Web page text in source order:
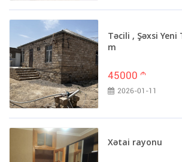
Təcili , Şəxsi
m
45000 m
2026-01-11
Xətai rayonu